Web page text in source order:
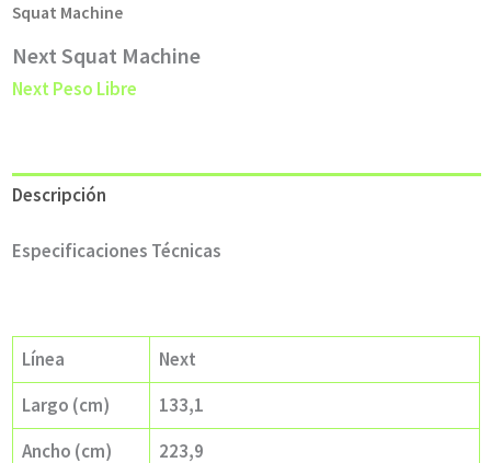
Squat Machine
Next Squat Machine
Next Peso Libre
Descripción
Especificaciones Técnicas
Línea
Next
Largo (cm)
133,1
Ancho (cm)
223,9